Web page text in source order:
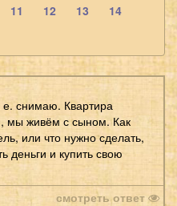
11 12 13
14
е. снимаю. Квартира
мы живём с сыном. Как
или что нужно сделать,
деньги и купить свою
смотреть ответ